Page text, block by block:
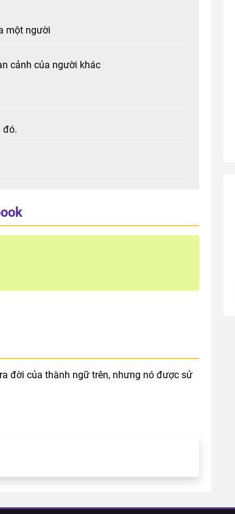
một người
cảnh của người khác
đó.
đời của thành ngữ trên, nhưng nó được sử